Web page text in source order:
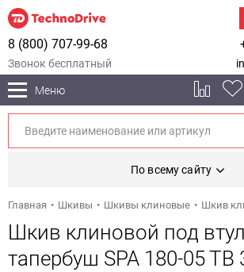
8 (800) 707-99-68
Звонок бесплатный
Меню
По всему сайту
Главная Шкивы Шкивы клиновые Шкив
Шкив клиновой под
тапербуш SPA 180-05 TB